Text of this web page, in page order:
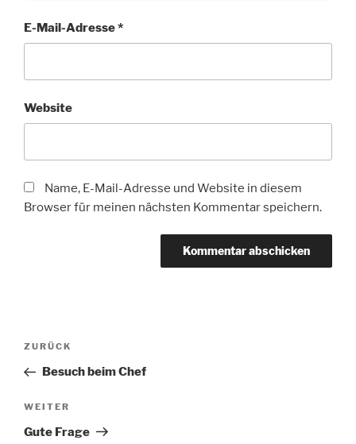
E-Mail-Adresse*
Website
Name, E-Mail-Adresse und Website in diesem
Browser für meinen nächsten Kommentar speichern.
Beitragsnavigation
Vorheriger
Beitrag
ZURÜCK
Besuch beim Chef
Nächster
Beitrag
WEITER
Gute Frage